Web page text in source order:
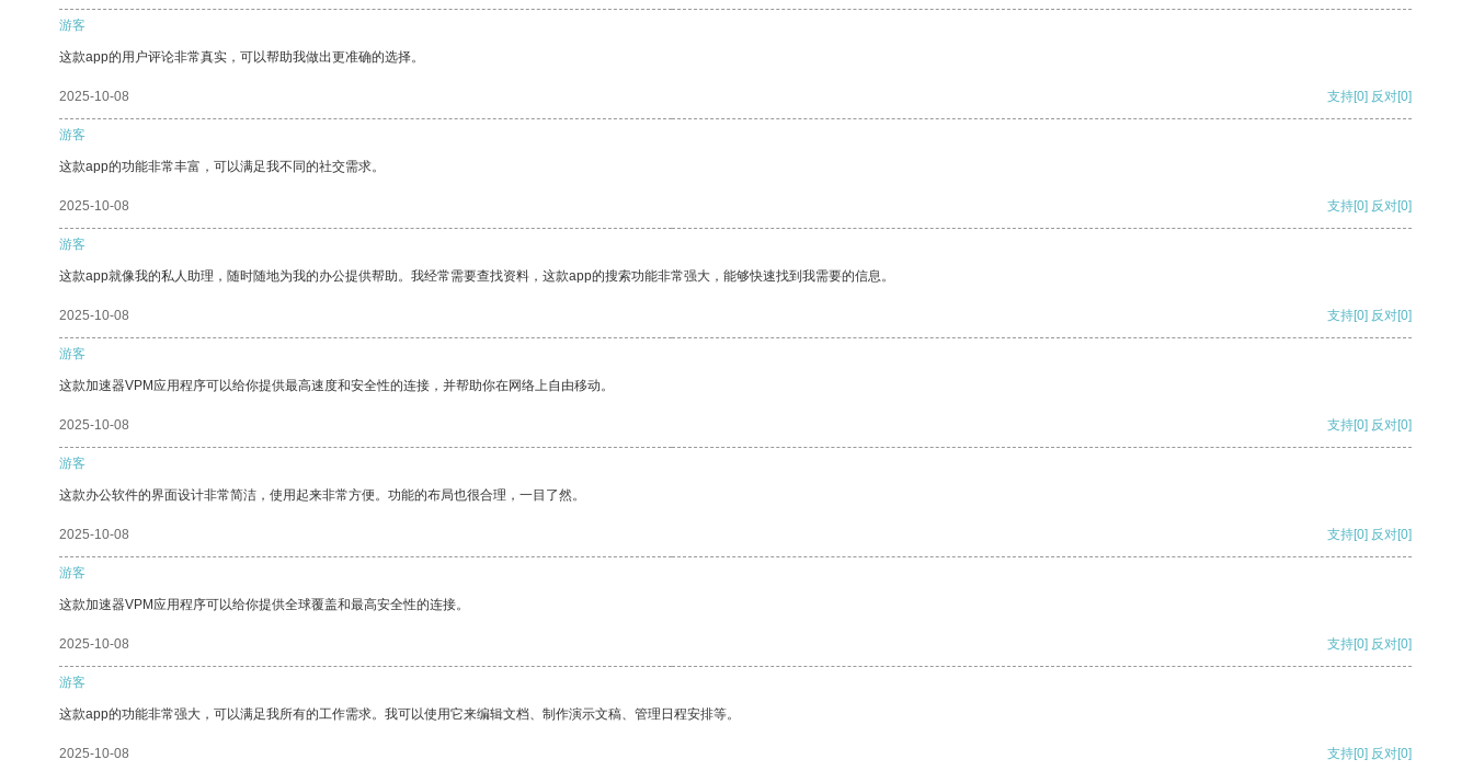
游客
这款app的用户评论非常真实，可以帮助我做出更准确的选择。
2025-10-08 支持[0] 反对[0]
游客
这款app的功能非常丰富，可以满足我不同的社交需求。
2025-10-08 支持[0] 反对[0]
游客
这款app就像我的私人助理，随时随地为我的办公提供帮助。我经常需要查找资料，这款app的搜索功能非常强大，能够快速找到我需要的信息。
2025-10-08 支持[0] 反对[0]
游客
这款加速器VPM应用程序可以给你提供最高速度和安全性的连接，并帮助你在网络上自由移动。
2025-10-08 支持[0] 反对[0]
游客
这款办公软件的界面设计非常简洁，使用起来非常方便。功能的布局也很合理，一目了然。
2025-10-08 支持[0] 反对[0]
游客
这款加速器VPM应用程序可以给你提供全球覆盖和最高安全性的连接。
2025-10-08 支持[0] 反对[0]
游客
这款app的功能非常强大，可以满足我所有的工作需求。我可以使用它来编辑文档、制作演示文稿、管理日程安排等。
2025-10-08 支持[0] 反对[0]